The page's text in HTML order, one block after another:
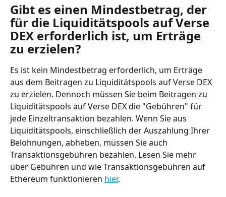
Gibt es einen Mindestbetrag, der
für die Liquiditätspools auf Verse
DEX erforderlich ist, um Erträge
zu erzielen?
Es ist kein Mindestbetrag erforderlich, um Erträge
aus dem Beitragen zu Liquiditätspools auf Verse DEX
zu erzielen. Dennoch müssen Sie beim Beitragen zu
Liquiditätspools auf Verse DEX die "Gebühren" für
jede Einzeltransaktion bezahlen. Wenn Sie aus
Liquiditätspools, einschließlich der Auszahlung Ihrer
Belohnungen, abheben, müssen Sie auch
Transaktionsgebühren bezahlen. Lesen Sie mehr
über Gebühren und wie Transaktionsgebühren auf
Ethereum funktionieren hier.